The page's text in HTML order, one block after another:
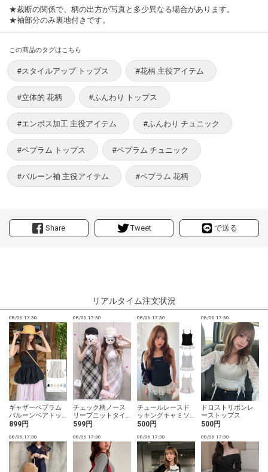
Share Tweet で送る
★裁断の関係で、柄の出方が写真と多少異なる場合があります。
★袖部分のみ裏地付きです。
この商品のタグはこちら
#スタイルアップ トップス #花柄 主役アイテム
#立体的 花柄 #ふんわり トップス
#エンボス加工 主役アイテム #ふんわり チュニック
#ペプラム トップス #ペプラム チュニック
#バルーン袖 主役アイテム #ペプラム 花柄
リアルタイム注文状況
08/06 17:30
ギャザーペプラム
バルーンベアトッ
プス
899円
08/06 17:30
チェック柄ノース
リーブニットタイ
トロングワンピー
599円
08/06 17:30
チュールレースド
ッキングキャミソ
ール
500円
08/06 17:30
ドロストリボンレ
ーストップス
500円
08/06 17:30 08/06 17:30 08/06 17:30 08/06 17:30